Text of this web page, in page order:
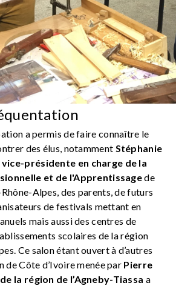
a permis de faire connaître le
des élus, notamment Stéphanie
présidente en charge de la
et de l'Apprentissagede
Alpes, des parents, de futurs
de festivals mettant en
mais aussi des centres de
scolaires de la région
Ce salon étant ouvert à d’autres
de Côte d’Ivoire menée par Pierre
la région de l’Agneby-Tiassa a